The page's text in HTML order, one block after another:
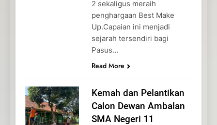
2 sekaligus meraih
penghargaan Best Make
Up.Capaian ini menjadi
sejarah tersendiri bagi
Pasus…
Read More
Kemah dan Pelantikan
Calon Dewan Ambalan
SMA Negeri 11